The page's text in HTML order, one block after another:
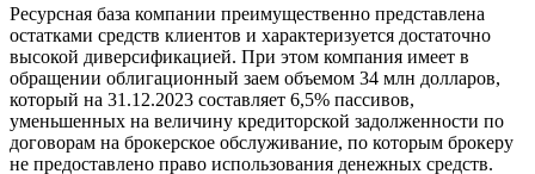
Ресурсная база компании преимущественно представлена
остатками средств клиентов и характеризуется достаточно
высокой диверсификацией. При этом компания имеет в
обращении облигационный заем объемом 34 млн долларов,
который на 31.12.2023 составляет 6,5% пассивов,
уменьшенных на величину кредиторской задолженности по
договорам на брокерское обслуживание, по которым брокеру
не предоставлено право использования денежных средств.